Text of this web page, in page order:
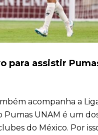
para assistir
acompanha a
Pumas UNAM é um
do México. Por